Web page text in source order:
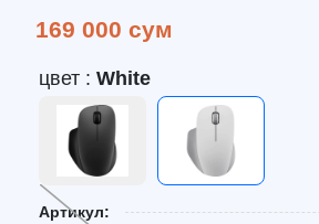
169 000 сум
цвет : White
Артикул: